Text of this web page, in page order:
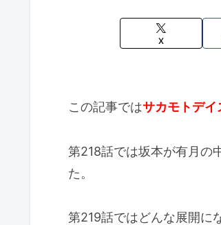
X
この記事ではサカモトデ
第218話では坂本が有月の
た。
第219話ではどんな展開に